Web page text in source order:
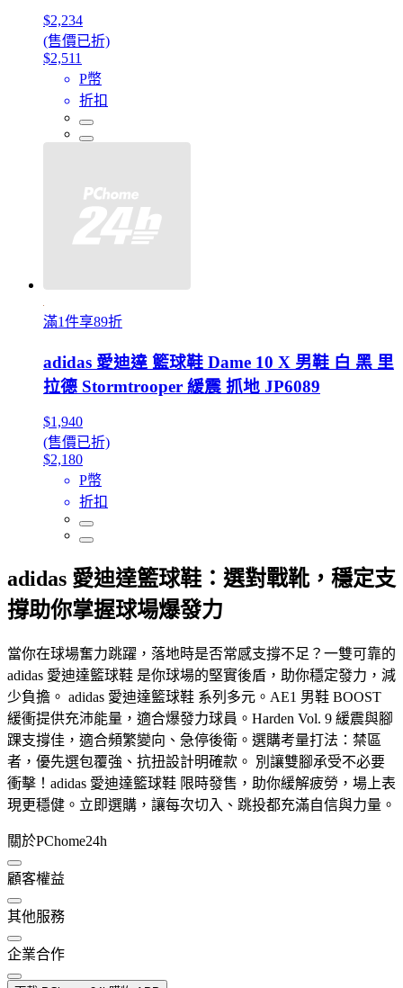
$2,234
(售價已折)
$2,511
P幣
折扣
滿1件享89折
adidas 愛迪達 籃球鞋 Dame 10 X 男鞋 白 黑 里
拉德 Stormtrooper 緩震 抓地 JP6089
$1,940
(售價已折)
$2,180
P幣
折扣
adidas 愛迪達籃球鞋：選對戰靴，穩定支
撐助你掌握球場爆發力
當你在球場奮力跳躍，落地時是否常感支撐不足？一雙可靠的
adidas 愛迪達籃球鞋 是你球場的堅實後盾，助你穩定發力，減
少負擔。 adidas 愛迪達籃球鞋 系列多元。AE1 男鞋 BOOST
緩衝提供充沛能量，適合爆發力球員。Harden Vol. 9 緩震與腳
踝支撐佳，適合頻繁變向、急停後衛。選購考量打法：禁區
者，優先選包覆強、抗扭設計明確款。 別讓雙腳承受不必要
衝擊！adidas 愛迪達籃球鞋 限時發售，助你緩解疲勞，場上表
現更穩健。立即選購，讓每次切入、跳投都充滿自信與力量。
關於PChome24h
顧客權益
其他服務
企業合作